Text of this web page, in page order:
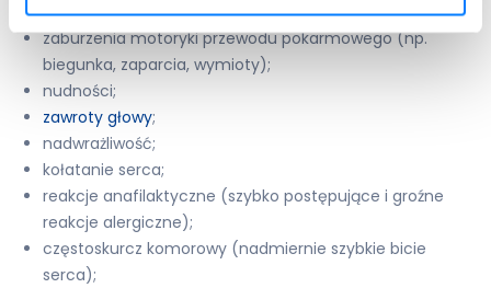
kaszel;
zaburzenia motoryki przewodu pokarmowego (np.
biegunka, zaparcia, wymioty);
nudności;
zawroty głowy;
nadwrażliwość;
kołatanie serca;
reakcje anafilaktyczne (szybko postępujące i groźne
reakcje alergiczne);
częstoskurcz komorowy (nadmiernie szybkie bicie
serca);